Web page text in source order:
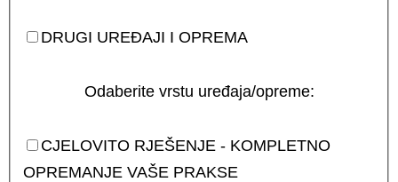
DRUGI UREĐAJI I OPREMA
Odaberite vrstu uređaja/opreme:
CJELOVITO RJEŠENJE - KOMPLETNO
OPREMANJE VAŠE PRAKSE